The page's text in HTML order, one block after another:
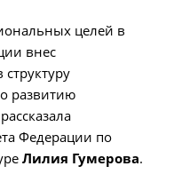
целей в
внес
развитию
Федерации по
Лилия Гумерова.